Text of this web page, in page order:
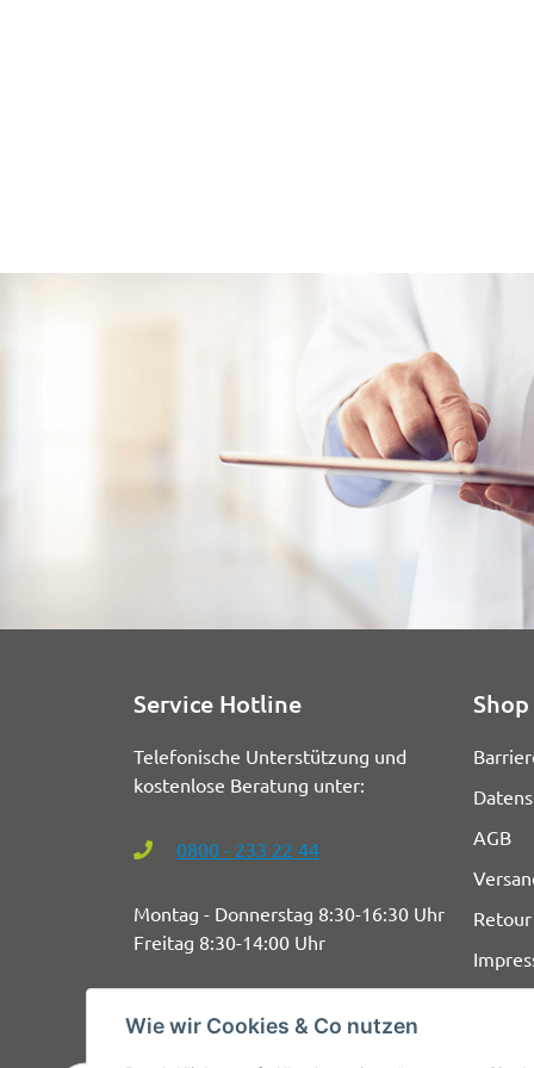
Wie wir Cookies & Co nutzen
Service Hotline
Telefonische Unterstützung und
kostenlose Beratung unter:
0800 - 233 22 44
Montag - Donnerstag 8:30-16:30 Uhr
Freitag 8:30-14:00 Uhr
AGB
Retour